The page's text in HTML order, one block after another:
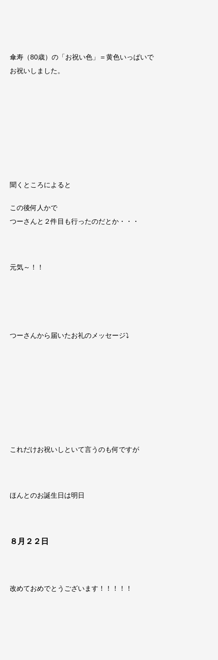
傘寿（80歳）の「お祝い色」＝黄色いっぱいで
お祝いしました。
聞くところによると
この後何人かで
つーさんと２件目も行ったのだとか・・・
元気～！！
つーさんから届いたお礼のメッセージ⤵
これだけお祝いしといて言うのも何ですが
ほんとのお誕生日は明日
８月２２日
改めておめでとうございます！！！！！